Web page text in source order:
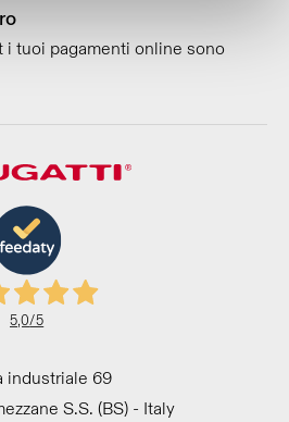
i tuoi pagamenti online sono
5,0/5
industriale 69
S.S. (BS) - Italy